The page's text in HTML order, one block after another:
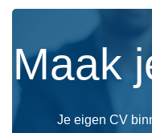
Maak
Je eigen CV